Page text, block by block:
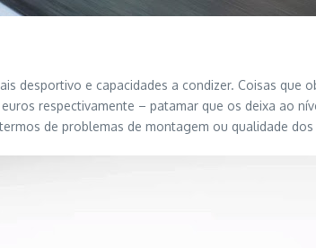
desportivo e capacidades a condizer. Coisas que
respectivamente – patamar que os deixa ao
de problemas de montagem ou qualidade